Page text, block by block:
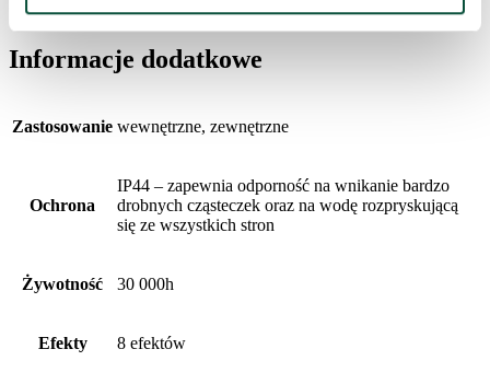
Najniższa cena z ostatnich 30 dni to129zł
Informacje dodatkowe
Zastosowanie wewnętrzne, zewnętrzne
Ochrona
IP44 – zapewnia odporność na wnikanie bardzo
drobnych cząsteczek oraz na wodę rozpryskującą
się ze wszystkich stron
Żywotność 30 000h
Efekty 8 efektów